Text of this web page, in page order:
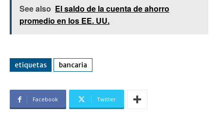
See also El saldo de la cuenta de ahorro
promedio en los EE. UU.
etiquetas bancaria
Facebook Twitter